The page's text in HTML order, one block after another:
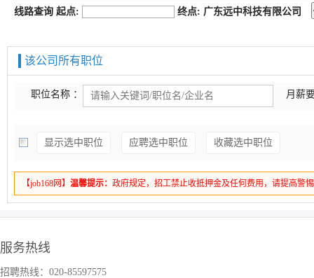
线路查询 起点: 终点: 广东远中科技有限公司
该公司所有职位
职位名称 ： 月薪
显示选中职位 应聘选中职位 收藏选中职位
【job168网】 温馨提示： 政府规定，招工禁止收抵押金及任何费用，请提高警
服务热线
招聘热线：020-85597575